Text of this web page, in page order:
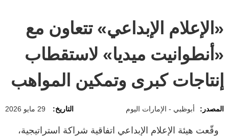
«الإعلام الإبداعي» تتعاون مع
«أنطوانيت ميديا» لاستقطاب
إنتاجات كبرى وتمكين المواهب
المصدر: أبوظبي - الإمارات اليوم التاريخ: 29 مايو 2026
وقّعت هيئة الإعلام الإبداعي اتفاقية شراكة استراتيجية،